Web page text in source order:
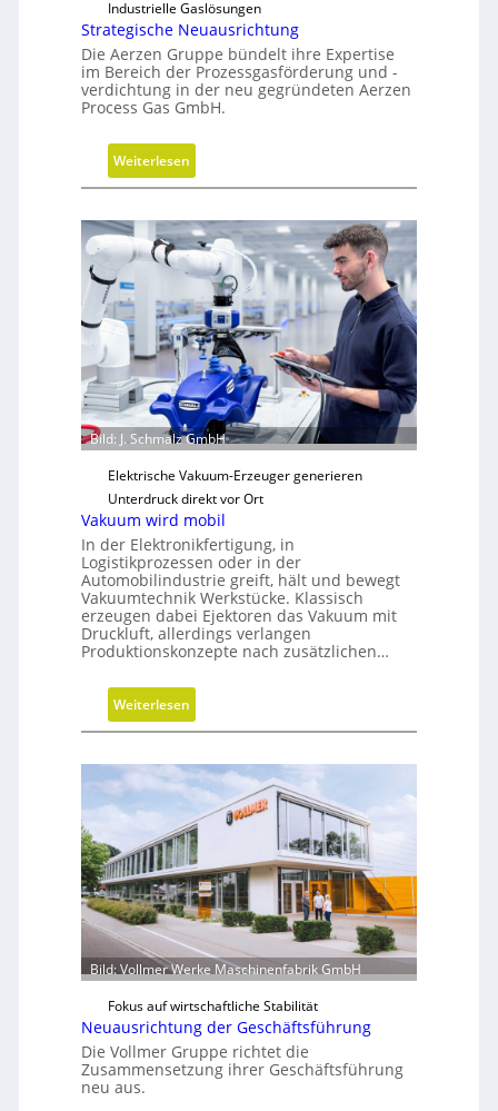
Industrielle Gaslösungen
Strategische Neuausrichtung
Die Aerzen Gruppe bündelt ihre Expertise
im Bereich der Prozessgasförderung und -
verdichtung in der neu gegründeten Aerzen
Process Gas GmbH.
Weiterlesen
S
r
a
t
e
g
i
s
c
h
e
e
u
u
s
r
i
c
u
g
Bild: J. Schmalz GmbH
Elektrische Vakuum-Erzeuger generieren
Unterdruck direkt vor Ort
Vakuum wird mobil
In der Elektronikfertigung, in
Logistikprozessen oder in der
Automobilindustrie greift, hält und bewegt
Vakuumtechnik Werkstücke. Klassisch
erzeugen dabei Ejektoren das Vakuum mit
Druckluft, allerdings verlangen
Produktionskonzepte nach zusätzlichen…
Weiterlesen
V
k
u
m
w
i
r
d
m
o
b
i
l
Bild: Vollmer Werke Maschinenfabrik GmbH
Fokus auf wirtschaftliche Stabilität
Neuausrichtung der Geschäftsführung
Die Vollmer Gruppe richtet die
Zusammensetzung ihrer Geschäftsführung
neu aus.